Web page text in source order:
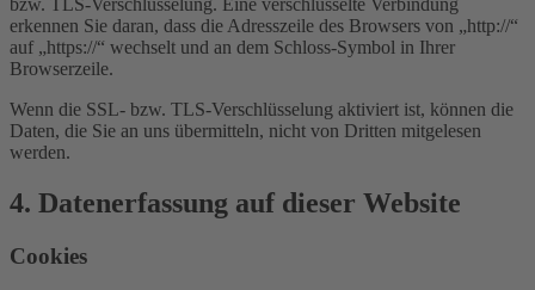
bzw. TLS-Verschlüsselung. Eine verschlüsselte Verbindung
erkennen Sie daran, dass die Adresszeile des Browsers von „http://“
auf „https://“ wechselt und an dem Schloss-Symbol in Ihrer
Browserzeile.
Wenn die SSL- bzw. TLS-Verschlüsselung aktiviert ist, können die
Daten, die Sie an uns übermitteln, nicht von Dritten mitgelesen
werden.
4. Datenerfassung auf dieser Website
Cookies